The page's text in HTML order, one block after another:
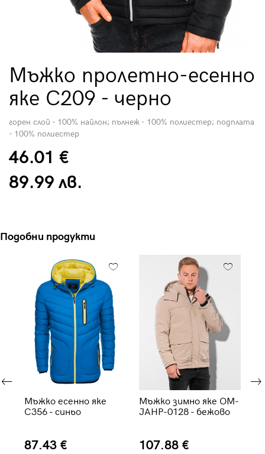
Мъжко пролетно-есенно
яке C209 - черно
горен слой - 100% найлон; пълнеж - 100% полиестер; подплата
- 100% полиестер
46.01 €
89.99 лв.
Подобни продукти
Мъжко есенно яке
C356 - синьо
87.43 €
Мъжко зимно яке OM-
JAHP-0128 - бежово
107.88 €